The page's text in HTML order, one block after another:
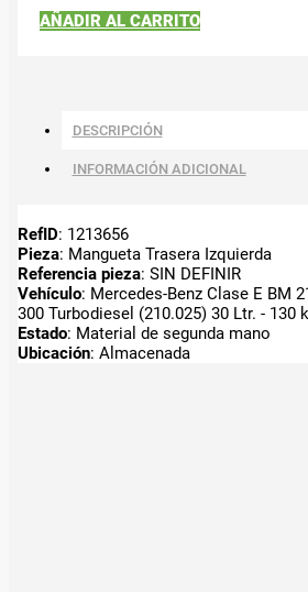
AÑADIR AL CARRITO
DESCRIPCIÓN
INFORMACIÓN ADICIONAL
RefID: 1213656
Pieza: Mangueta Trasera Izquierda
Referencia pieza: SIN DEFINIR
Vehículo: Mercedes-Benz Clase E BM
300 Turbodiesel (210.025) 30 Ltr. - 130
Estado: Material de segunda mano
Ubicación: Almacenada